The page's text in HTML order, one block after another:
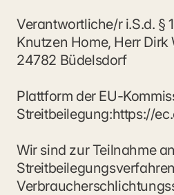
Verantwortliche/r i.S.d. §
Knutzen Home, Herr Dirk
24782 Büdelsdorf
Plattform der EU-
Streitbeilegung:https://
Wir sind zur Teilnahme